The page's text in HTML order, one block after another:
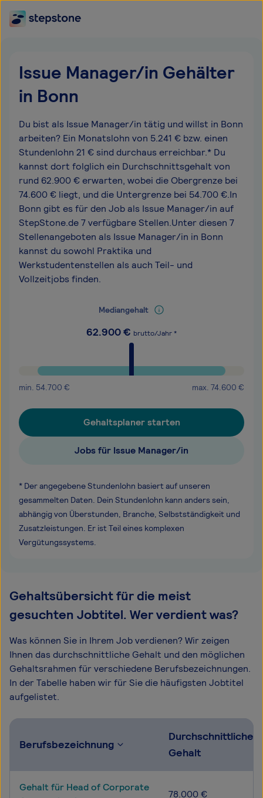
Issue Manager/in Gehälter
in Bonn
Du bist als Issue Manager/in tätig und willst in Bonn
arbeiten? Ein Monatslohn von 5.241 € bzw. einen
Stundenlohn 21 € sind durchaus erreichbar.* Du
kannst dort folglich ein Durchschnittsgehalt von
rund 62.900 € erwarten, wobei die Obergrenze bei
74.600 € liegt, und die Untergrenze bei 54.700 €.In
Bonn gibt es für den Job als Issue Manager/in auf
StepStone.de 7 verfügbare Stellen.Unter diesen 7
Stellenangeboten als Issue Manager/in in Bonn
kannst du sowohl Praktika und
Werkstudentenstellen als auch Teil- und
Vollzeitjobs finden.
Mediangehalt
62.900€ brutto/Jahr *
min. 54.700 € max. 74.600 €
Gehaltsplaner starten
Jobs für Issue Manager/in
* Der angegebene Stundenlohn basiert auf unseren
gesammelten Daten. Dein Stundenlohn kann anders sein,
abhängig von Überstunden, Branche, Selbstständigkeit und
Zusatzleistungen. Er ist Teil eines komplexen
Vergütungssystems.
Gehaltsübersicht für die meist
gesuchten Jobtitel. Wer verdient was?
Was können Sie in Ihrem Job verdienen? Wir zeigen
Ihnen das durchschnittliche Gehalt und den möglichen
Gehaltsrahmen für verschiedene Berufsbezeichnungen.
In der Tabelle haben wir für Sie die häufigsten Jobtitel
aufgelistet.
Berufsbezeichnung
Durchschnittliches
Gehalt
Gehalt für Head of Corporate
78.000 €